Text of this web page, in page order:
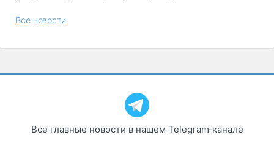
Все новости
Все главные новости в нашем Telegram‑канале